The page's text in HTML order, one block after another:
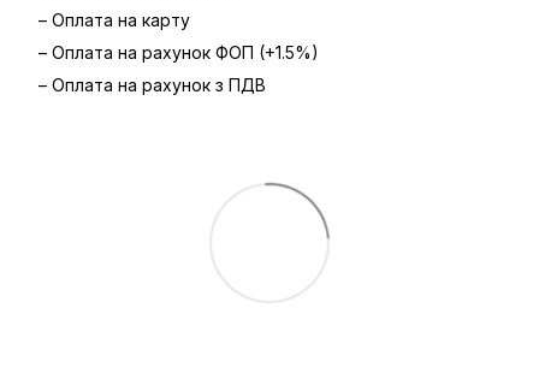
– Оплата на карту
– Оплата на рахунок ФОП (+1.5%)
– Оплата на рахунок з ПДВ